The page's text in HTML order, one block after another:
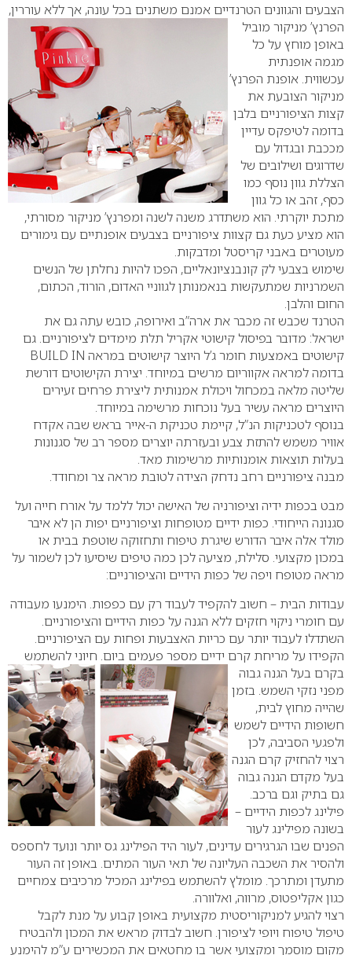
הצבעים והגוונים הטרנדיים אמנם משתנים בכל עונה, אך ללא עוררין,
הפרנץ’ מניקור מוביל
באופן מוחץ על כל
מגמה אופנתית
עכשווית. אופנת הפרנץ’
מניקור הצובעת את
קצות הציפורניים בלבן
בדומה לטיפקס עדיין
מככבת ובגדול עם
שדרוגים ושילובים של
הצללת גוון נוסף כמו
כסף, זהב או כל גוון
מתכת יוקרתי. הוא משתדרג משנה לשנה ומפרנץ’ מניקור מסורתי,
הוא מציע כעת גם קצוות ציפורניים בצבעים אופנתיים עם גימורים
מעוטרים באבני קריסטל ומדבקות.
שימוש בצבעי לק קונבנציונאליים, הפכו להיות נחלתן של הנשים
השמרניות שמתעקשות בנאמנותן לגווניי האדום, הורוד, הכתום,
החום והלבן.
הטרנד שכבש זה מכבר את ארה”ב ואירופה, כובש עתה גם את
ישראל: מדובר בפיסול קישוטי אקריל תלת מימדים לציפורניים. גם
קישוטים באמצעות חומר ג’ל היוצר קישוטים במראה BUILD IN
בדומה למראה אקווריום מרשים במיוחד. יצירת הקישוטים דורשת
שליטה מלאה במכחול ויכולת אמנותית ליצירת פרחים זעירים
היוצרים מראה עשיר בעל נוכחות מרשימה במיוחד.
בנוסף לטכניקות הנ”ל, קיימת טכניקת ה-אייר בראש שבה אקדח
אוויר משמש להתזת צבע ובעזרתה יוצרים מספר רב של סגנונות
בעלות תוצאות אומנותיות מרשימות מאד.
מבנה ציפורניים רחב נדחק הצידה לטובת מראה צר ומחודד.
מבט בכפות ידיה וציפורניה של האישה יכול ללמד על אורח חייה ועל
סגנונה הייחודי. כפות ידיים מטופחות וציפורניים יפות הן לא איבר
מולד אלה איבר הדורש שיגרת טיפוח ותחזוקה שוטפת בבית או
במכון מקצועי. סלילת, מציעה לכן כמה טיפים שיסיעו לכן לשמור על
מראה מטופח ויפה של כפות הידיים והציפורניים:
עבודות הבית – חשוב להקפיד לעבוד רק עם כפפות. הימנעו מעבודה
עם חומרי ניקוי חזקים ללא הגנה על כפות הידיים והציפורניים.
השתדלו לעבוד יותר עם כריות האצבעות ופחות עם הציפורניים.
הקפידו על מריחת קרם ידיים מספר פעמים ביום. חיוני להשתמש
בקרם בעל הגנה גבוה
מפני נזקי השמש. בזמן
שהייה מחוץ לבית,
חשופות הידיים לשמש
ולפגעי הסביבה, לכן
רצוי להחזיק קרם הגנה
בעל מקדם הגנה גבוה
גם בתיק וגם ברכב.
פילינג לכפות הידיים –
בשונה מפילינג לעור
הפנים שבו הגרגירים עדינים, לעור היד הפילינג גס יותר ונועד לחספס
ולהסיר את השכבה העליונה של תאי העור המתים. באופן זה העור
מתעדן ומתרכך. מומלץ להשתמש בפילינג המכיל מרכיבים צמחיים
כגון אקליפטוס, מרווה, ואלוורה.
רצוי להגיע למניקוריסטית מקצועית באופן קבוע על מנת לקבל
טיפול טיפוח ויופי לציפורן. חשוב לבדוק מראש את המכון ולהבטיח
מקום מוסמך ומקצועי אשר בו מחטאים את המכשירים ע”מ להימנע